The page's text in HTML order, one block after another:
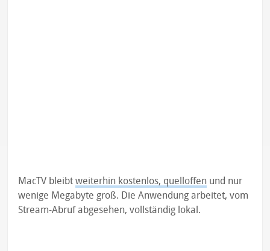
MacTV bleibtweiterhin kostenlos, quelloffen und nur
wenige Megabyte groß. Die Anwendung arbeitet, vom
Stream-Abruf abgesehen, vollständig lokal.